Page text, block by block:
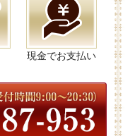
現金でお支払い